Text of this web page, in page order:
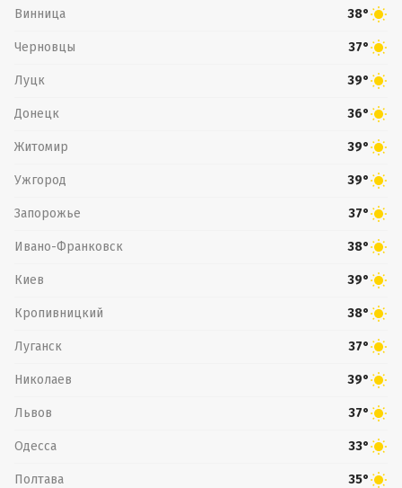
Винница 38°
Черновцы 37°
Луцк 39°
Донецк 36°
Житомир 39°
Ужгород 39°
Запорожье 37°
Ивано-Франковск 38°
Киев 39°
Кропивницкий 38°
Луганск 37°
Николаев 39°
Львов 37°
Одесса 33°
Полтава 35°